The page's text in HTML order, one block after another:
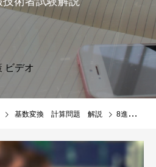
ビデオ
技術者試験
解説
基数変換 計算問題 解説 8進数の132を10進数に変換 解説 基数変換 計算問題10 桁の重み 基本情報技術者試験解説